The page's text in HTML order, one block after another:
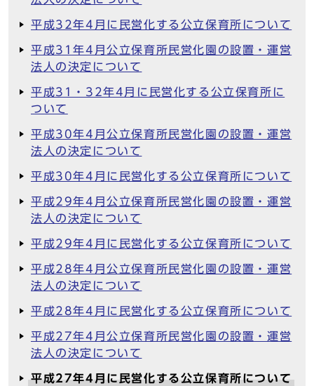
平成32年4月に民営化する公立保育所について
平成31年4月公立保育所民営化園の設置・運営
法人の決定について
平成31・32年4月に民営化する公立保育所に
ついて
平成30年4月公立保育所民営化園の設置・運営
法人の決定について
平成30年4月に民営化する公立保育所について
平成29年4月公立保育所民営化園の設置・運営
法人の決定について
平成29年4月に民営化する公立保育所について
平成28年4月公立保育所民営化園の設置・運営
法人の決定について
平成28年4月に民営化する公立保育所について
平成27年4月公立保育所民営化園の設置・運営
法人の決定について
平成27年4月に民営化する公立保育所について